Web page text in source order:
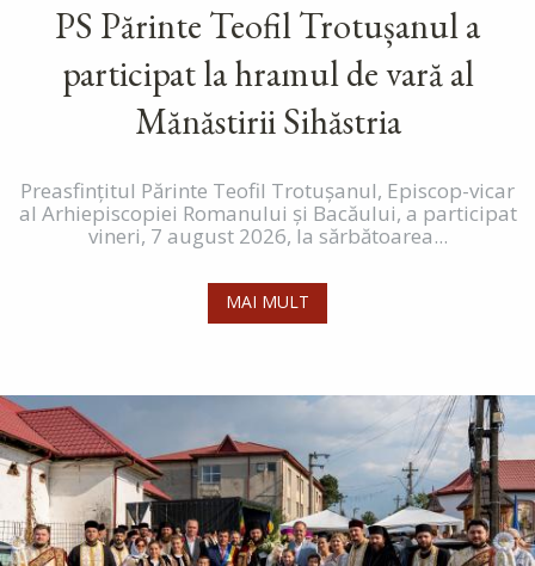
PS Părinte Teofil Trotușanul a
participat la hramul de vară al
Mănăstirii Sihăstria
Preasfințitul Părinte Teofil Trotușanul, Episcop-vicar
al Arhiepiscopiei Romanului și Bacăului, a participat
vineri, 7 august 2026, la sărbătoarea...
MAI MULT